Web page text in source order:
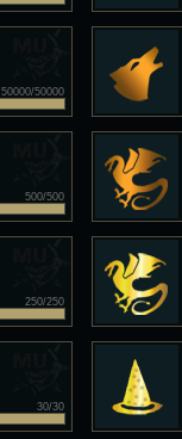
50000/50000
500/500
250/250
30/30